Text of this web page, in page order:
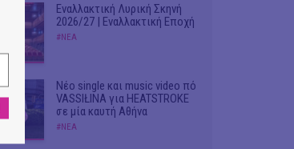
Εναλλακτική Λυρική Σκηνή
2026/27 | Εναλλακτική Εποχή
#ΝΕΑ
Νέο single και music video πό
VASSIŁINA για HEATSTROKE
σε μία καυτή Αθήνα
#ΝΕΑ